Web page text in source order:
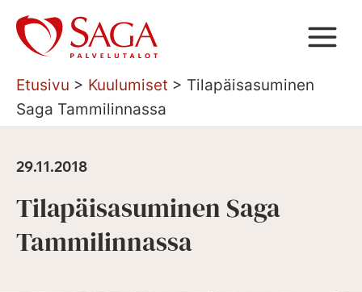
Siirry
sisältöön
Etusivu > Kuulumiset > Tilapäisasuminen
Saga Tammilinnassa
29.11.2018
Tilapäisasuminen Saga
Tammilinnassa